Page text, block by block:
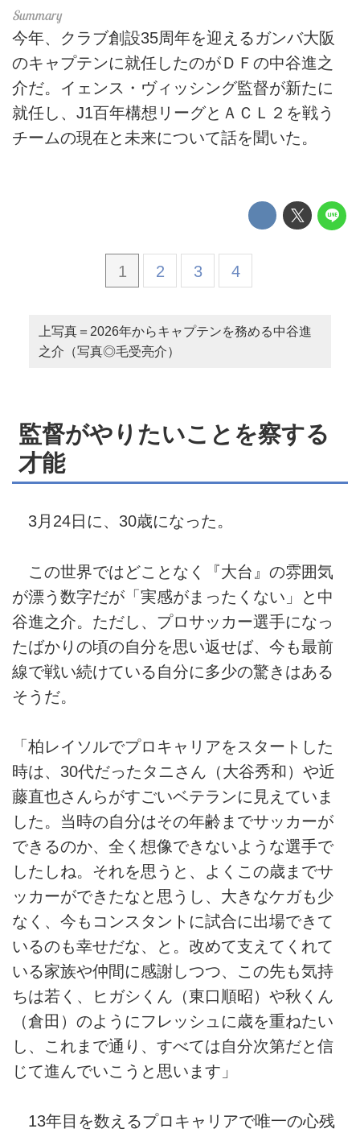
今年、クラブ創設35周年を迎えるガンバ大阪
のキャプテンに就任したのがＤＦの中谷進之
介だ。イェンス・ヴィッシング監督が新たに
就任し、J1百年構想リーグとＡＣＬ２を戦う
チームの現在と未来について話を聞いた。
1 2 3 4
上写真＝2026年からキャプテンを務める中谷進
之介（写真◎毛受亮介）
監督がやりたいことを察する
才能
3月24日に、30歳になった。
この世界ではどことなく『大台』の雰囲気
が漂う数字だが「実感がまったくない」と中
谷進之介。ただし、プロサッカー選手になっ
たばかりの頃の自分を思い返せば、今も最前
線で戦い続けている自分に多少の驚きはある
そうだ。
「柏レイソルでプロキャリアをスタートした
時は、30代だったタニさん（大谷秀和）や近
藤直也さんらがすごいベテランに見えていま
した。当時の自分はその年齢までサッカーが
できるのか、全く想像できないような選手で
したしね。それを思うと、よくこの歳までサ
ッカーができたなと思うし、大きなケガも少
なく、今もコンスタントに試合に出場できて
いるのも幸せだな、と。改めて支えてくれて
いる家族や仲間に感謝しつつ、この先も気持
ちは若く、ヒガシくん（東口順昭）や秋くん
（倉田）のようにフレッシュに歳を重ねたい
し、これまで通り、すべては自分次第だと信
じて進んでいこうと思います」
13年目を数えるプロキャリアで唯一の心残